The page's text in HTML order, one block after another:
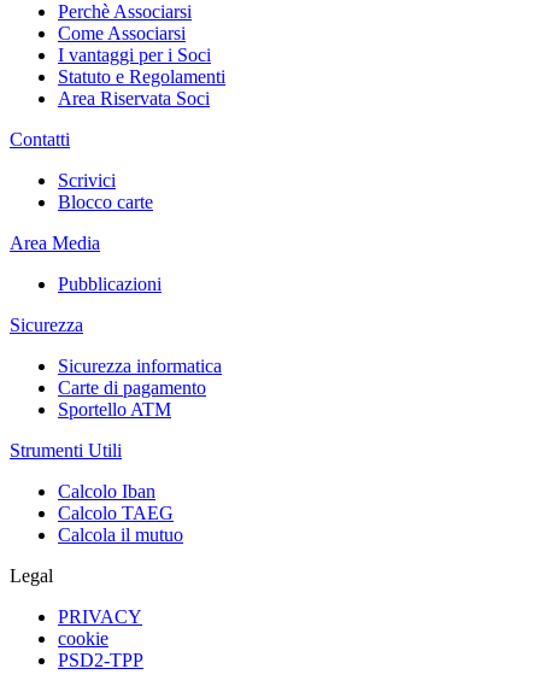
Perchè Associarsi
Come Associarsi
I vantaggi per i Soci
Statuto e Regolamenti
Area Riservata Soci
Contatti
Scrivici
Blocco carte
Area Media
Pubblicazioni
Sicurezza
Sicurezza informatica
Carte di pagamento
Sportello ATM
Strumenti Utili
Calcolo Iban
Calcolo TAEG
Calcola il mutuo
Legal
PRIVACY
cookie
PSD2-TPP